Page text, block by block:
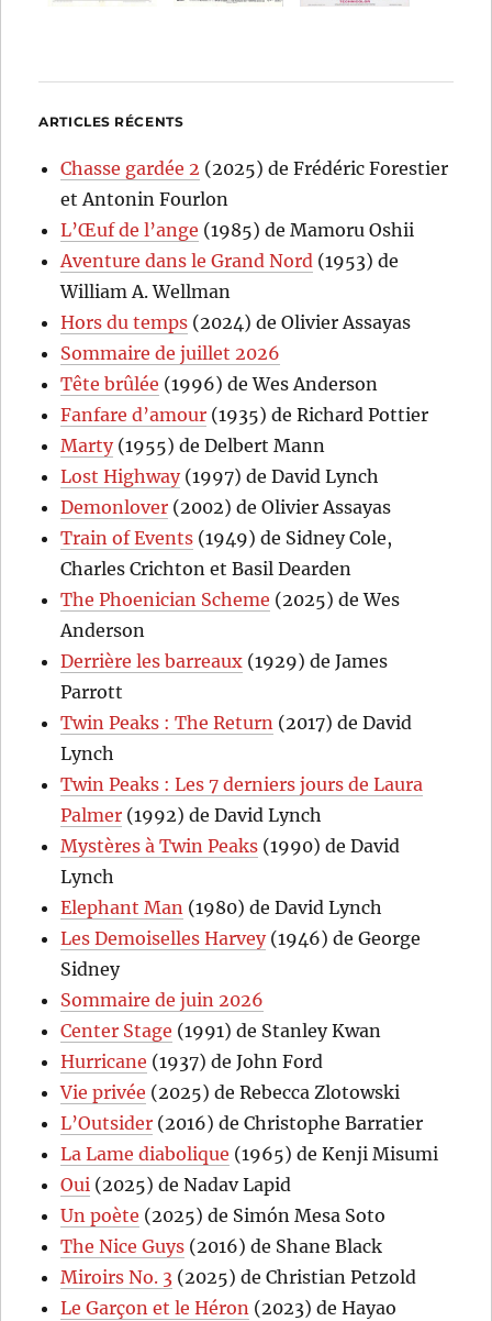
ARTICLES RÉCENTS
Chasse gardée 2 (2025) de Frédéric Forestier
et Antonin Fourlon
L’Œuf de l’ange (1985) de Mamoru Oshii
Aventure dans le Grand Nord (1953) de
William A. Wellman
Hors du temps (2024) de Olivier Assayas
Sommaire de juillet 2026
Tête brûlée (1996) de Wes Anderson
Fanfare d’amour (1935) de Richard Pottier
Marty(1955) de Delbert Mann
Lost Highway(1997) de David Lynch
Demonlover (2002) de Olivier Assayas
Train of Events (1949) de Sidney Cole,
Charles Crichton et Basil Dearden
The Phoenician Scheme (2025) de Wes
Anderson
Derrière les barreaux (1929) de James
Parrott
Twin Peaks : The Return (2017) de David
Lynch
Twin Peaks : Les 7 derniers jours de Laura
Palmer (1992) de David Lynch
Mystères à Twin Peaks (1990) de David
Lynch
Elephant Man (1980) de David Lynch
Les Demoiselles Harvey(1946) de George
Sidney
Sommaire de juin 2026
Center Stage (1991) de Stanley Kwan
Hurricane (1937) de John Ford
Vie privée (2025) de Rebecca Zlotowski
L’Outsider (2016) de Christophe Barratier
La Lame diabolique (1965) de Kenji Misumi
Oui (2025) de Nadav Lapid
Un poète (2025) de Simón Mesa Soto
The Nice Guys (2016) de Shane Black
Miroirs No. 3 (2025) de Christian Petzold
Le Garçon et le Héron (2023) de Hayao